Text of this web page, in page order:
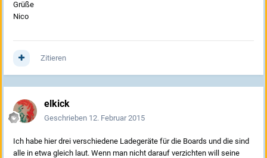
Grüße
Nico
Zitieren
elkick
Geschrieben 12. Februar 2015
Ich habe hier drei verschiedene Ladegeräte für die Boards und die sind
alle in etwa gleich laut. Wenn man nicht darauf verzichten will seine